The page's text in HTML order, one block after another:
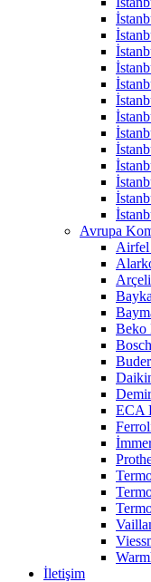
Avrupa
Airfel
Beko
ECA
İletişim